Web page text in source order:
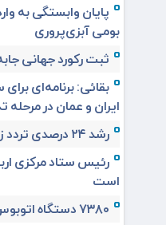
پایان وابستگی به
بومی آبزی‌پروری
ثبت رکورد جهانی
بقائی: برنامه‌ای
ایران و عمان در مرحله
رشد ۲۴ درصدی تردد زائران در اربعین از مرز مهران
است
۷۳۸۰ دستگاه اتوبوس برای جابه‌جایی زائران اربعین به‌ کارگیری شد